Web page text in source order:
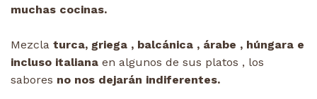
muchas cocinas.
Mezcla turca, griega , balcánica , árabe , húngara e
incluso italiana en algunos de sus platos , los
sabores no nos dejarán indiferentes.